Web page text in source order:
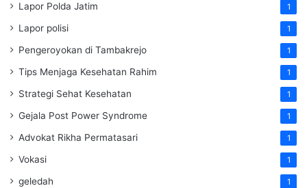
Lapor Polda Jatim 1
Lapor polisi 1
Pengeroyokan di Tambakrejo 1
Tips Menjaga Kesehatan Rahim 1
Strategi Sehat Kesehatan 1
Gejala Post Power Syndrome 1
Advokat Rikha Permatasari 1
Vokasi 1
geledah 1